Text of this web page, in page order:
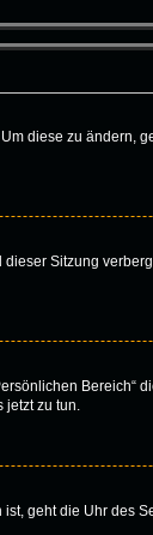
diese zu ändern,
Sitzung
zu tun.
geht die Uhr des